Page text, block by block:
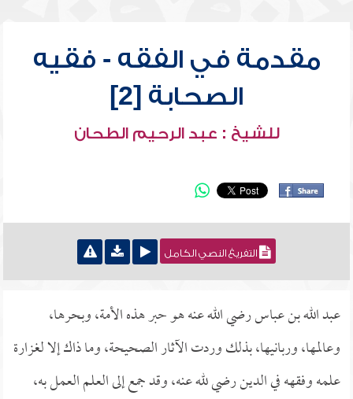
مقدمة في الفقه - فقيه
الصحابة [2]
للشيخ : عبد الرحيم الطحان
التفريغ النصي الكامل
عبد الله بن عباس رضي الله عنه هو حبر هذه الأمة، وبحرها،
وعالمها، وربانيها، بذلك وردت الآثار الصحيحة، وما ذاك إلا لغزارة
علمه وفقهه في الدين رضي لله عنه، وقد جمع إلى العلم العمل به،